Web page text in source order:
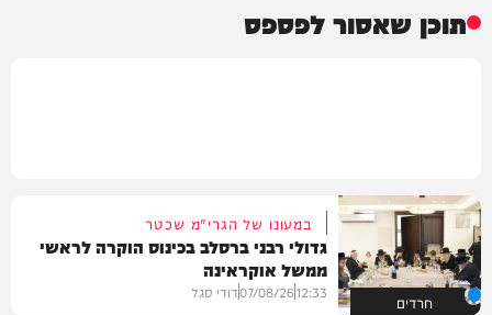
תוכן שאסור לפספס
חרדים
במעונו של הגרי"מ שכטר
גדולי רבני ברסלב בכינוס הוקרה לראשי
ממשל אוקראינה
12:33
07/08/26דודי סגל